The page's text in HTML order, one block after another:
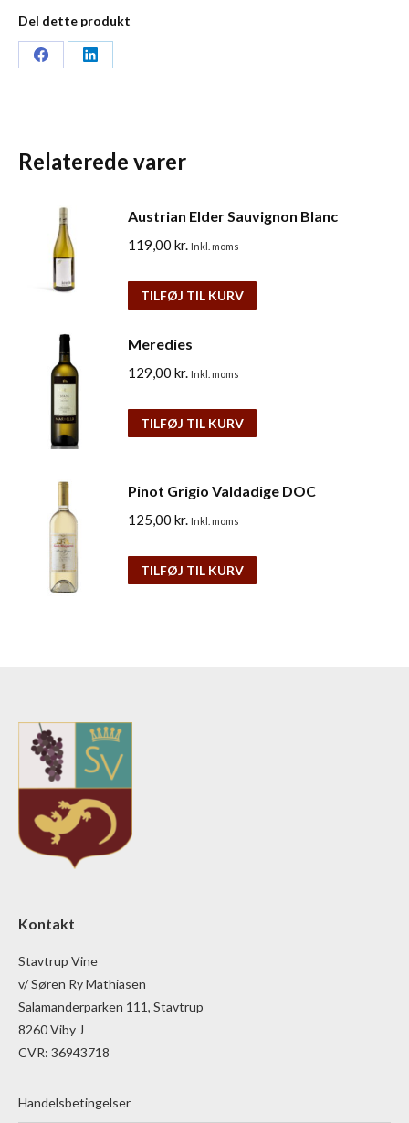
Del dette produkt
Share
Share
Relaterede varer
Austrian Elder Sauvignon Blanc
119,00 kr. Inkl. moms
TILFØJ TIL KURV
Meredies
129,00 kr. Inkl. moms
TILFØJ TIL KURV
Pinot Grigio Valdadige DOC
125,00 kr. Inkl. moms
TILFØJ TIL KURV
Kontakt
Stavtrup Vine
v/ Søren Ry Mathiasen
Salamanderparken 111, Stavtrup
8260 Viby J
CVR: 36943718
Handelsbetingelser